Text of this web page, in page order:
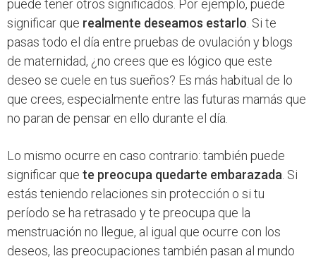
puede tener otros significados. Por ejemplo, puede
significar que realmente deseamos estarlo . Si te
pasas todo el día entre pruebas de ovulación y blogs
de maternidad, ¿no crees que es lógico que este
deseo se cuele en tus sueños? Es más habitual de lo
que crees, especialmente entre las futuras mamás que
no paran de pensar en ello durante el día.
Lo mismo ocurre en caso contrario: también puede
significar que te preocupa quedarte embarazada . Si
estás teniendo relaciones sin protección o si tu
período se ha retrasado y te preocupa que la
menstruación no llegue, al igual que ocurre con los
deseos, las preocupaciones también pasan al mundo